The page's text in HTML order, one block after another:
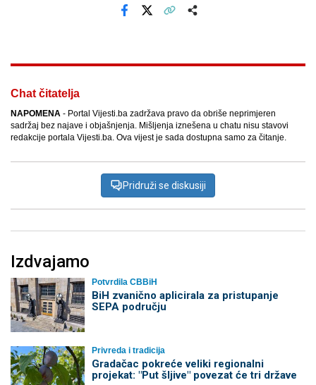
Facebook
Chat čitatelja
NAPOMENA - Portal Vijesti.ba zadržava pravo da obriše neprimjeren
sadržaj bez najave i objašnjenja. Mišljenja iznešena u chatu nisu stavovi
redakcije portala Vijesti.ba. Ova vijest je sada dostupna samo za čitanje.
Pridruži se diskusiji
Izdvajamo
Potvrdila CBBiH
BiH zvanično aplicirala za pristupanje
SEPA području
Privreda i tradicija
Gradačac pokreće veliki regionalni
projekat: "Put šljive" povezat će tri države